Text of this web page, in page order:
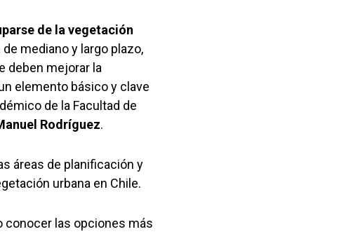
de la vegetación
mediano y largo plazo,
deben mejorar la
elemento básico y clave
de la Facultad de
Rodríguez.
áreas de planificación y
urbana en Chile.
conocer las opciones más